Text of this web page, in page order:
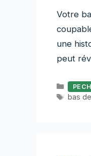
Votre
une
peut
bas